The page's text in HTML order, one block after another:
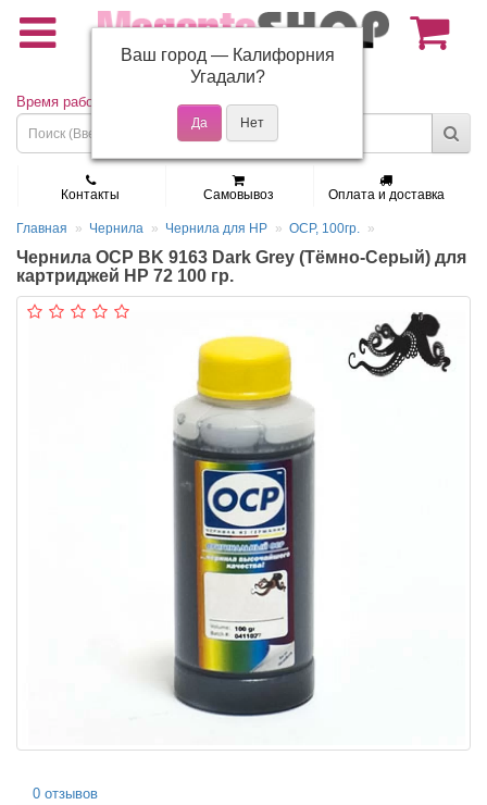
(495) 150-01-37
Время работы: Пн - Пт 9:30 - 19:00
Контакты Самовывоз Оплата и доставка
Главная Чернила Чернила для HP OCP, 100гр.
Чернила OCP BK 9163 Dark Grey (Тёмно-Серый) для
картриджей HP 72 100 гр.
0 отзывов
Ваш город — Калифорния
Угадали?